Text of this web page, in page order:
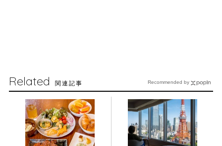
Related 関連記事 Recommended by